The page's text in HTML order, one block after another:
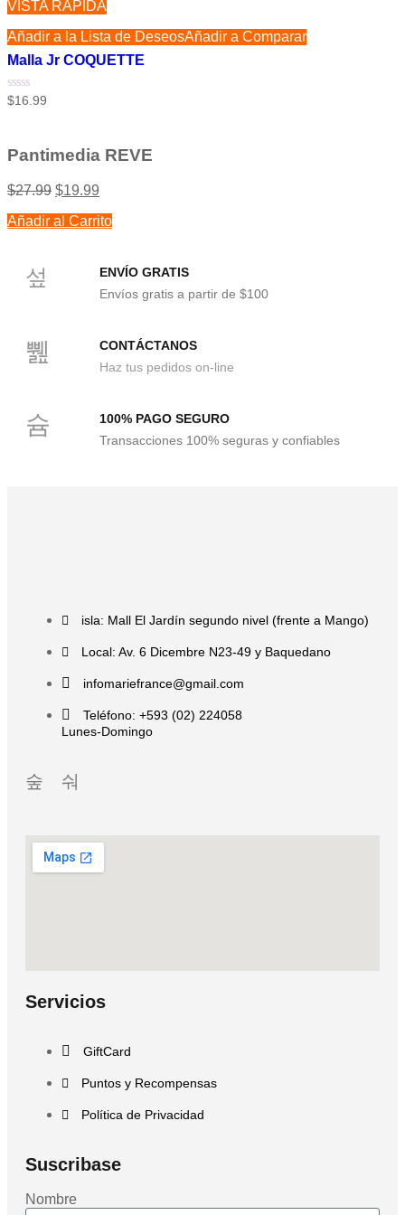
VISTA RÁPIDA
Añadir a la Lista de DeseosAñadir a Comparar
Malla Jr COQUETTE
Valorado
5
$16.99
Pantimedia REVE
$27.99 $19.99
Añadir al Carrito
ENVÍO GRATIS
Envíos gratis a partir de $100
CONTÁCTANOS
Haz tus pedidos on-line
100% PAGO SEGURO
Transacciones 100% seguras y confiables
isla: Mall El Jardín segundo nivel (frente a Mango)
Local: Av. 6 Dicembre N23-49 y Baquedano
infomariefrance@gmail.com
Teléfono: +593 (02) 224058
Lunes-Domingo
Servicios
GiftCard
Puntos y Recompensas
Política de Privacidad
Suscribase
Nombre